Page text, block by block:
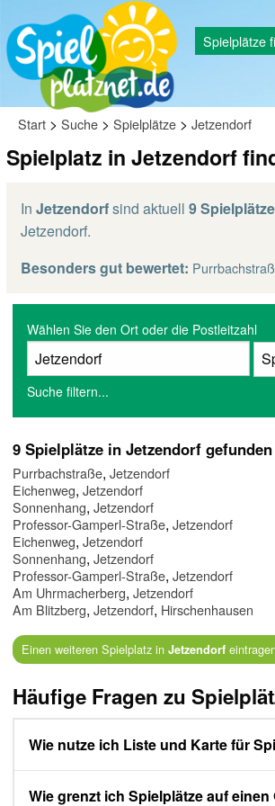
Spielplätze
Start > Suche > Spielplätze > Jetzendorf
Spielplatz in Jetzendorf
In Jetzendorfsind aktuell 9 Spielplätze
Jetzendorf.
Besonders gut bewertet:
Wählen Sie den Ort oder die Postleitzahl
Suche filtern...
9 Spielplätze in Jetzendorf gefunden
Purrbachstraße, Jetzendorf
Eichenweg, Jetzendorf
Sonnenhang, Jetzendorf
Professor-Gamperl-Straße, Jetzendorf
Eichenweg, Jetzendorf
Sonnenhang, Jetzendorf
Professor-Gamperl-Straße, Jetzendorf
Am Uhrmacherberg, Jetzendorf
Am Blitzberg, Jetzendorf, Hirschenhausen
Einen weiteren Spielplatz in Jetzendorf
Häufige Fragen zu
Wie nutze ich Liste und Karte für
Wie grenzt ich Spielplätze auf